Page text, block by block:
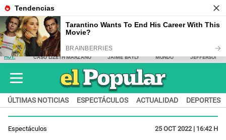
HOY: CASO LIZETH MARZANO JAIME BAYLY MUNDO JEFFERSON
ÚLTIMAS NOTICIAS ESPECTÁCULOS ACTUALIDAD DEPORTES
Espectáculos 25 OCT 2022 | 16:42 H